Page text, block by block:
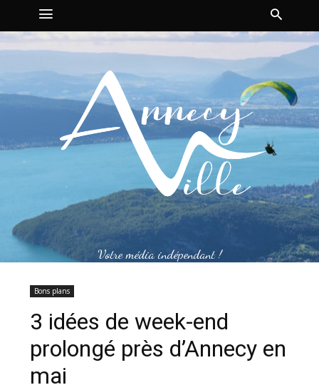
Votre média indépendant !
Bons plans
3 idées de week-end
prolongé près d’Annecy en
mai